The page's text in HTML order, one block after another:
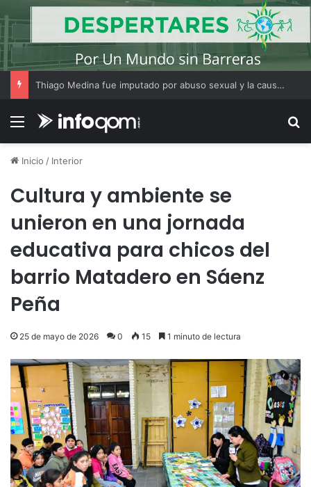
Thiago Medina fue imputado por abuso sexual y la causa continúa bajo investigación judicial
Menú
Inicio / Interior
Cultura y ambiente se
unieron en una jornada
educativa para chicos del
barrio Matadero en Sáenz
Peña
25 de mayo de 2026 0 15 1 minuto de lectura